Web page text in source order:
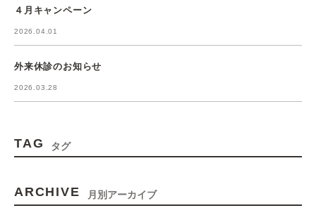
４月キャンペーン
2026.04.01
外来休診のお知らせ
2026.03.28
TAG タグ
ARCHIVE 月別アーカイブ